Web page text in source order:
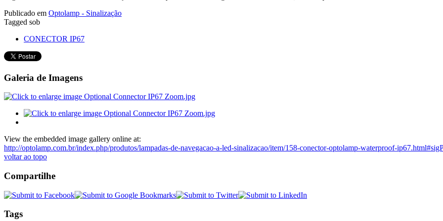
Publicado em Optolamp - Sinalização
Tagged sob
CONECTOR IP67
Galeria de Imagens
View the embedded image gallery online at:
http://optolamp.com.br/index.php/produtos/lampadas-de-navegacao-a-led-sinalizacao/item/158-conector-optolamp-waterproof-
voltar ao topo
Compartilhe
Tags